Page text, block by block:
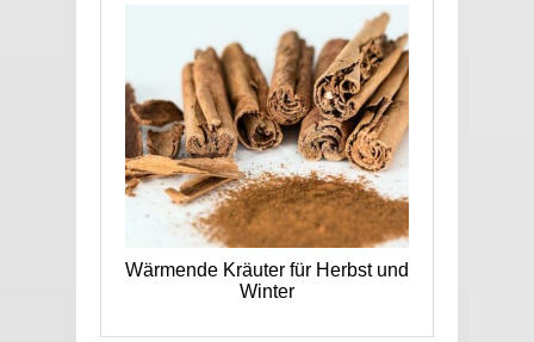
Wärmende Kräuter für Herbst und
Winter